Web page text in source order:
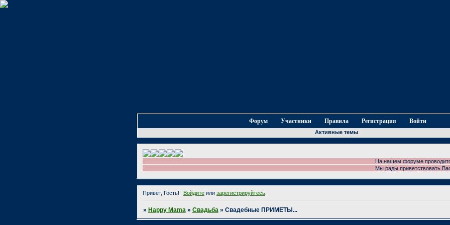
Форум Участники Правила Регистрация Войти
Активные темы
На нашем форуме проводится
Мы рады приветствовать Вас
Привет, Гость! Войдите или зарегистрируйтесь
» Happy Mama » Свадьба » Свадебные ПРИМЕТЫ...